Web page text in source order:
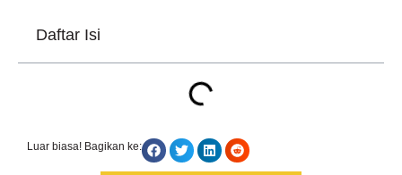
Daftar Isi
Luar biasa! Bagikan ke: